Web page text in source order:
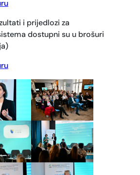
i prijedlozi za
dostupni su u brošuri